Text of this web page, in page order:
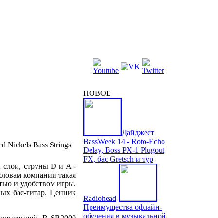
слой, струны D и A -
компании такая
и удобством игры.
бас-гитар. Ценник
НОВОЕ
Дайджест
BassWeek 14 - Roto-Echo
Delay, Boss PX-1 Plugout
FX, бас Gretsch и тур
Radiohead
Преимущества офлайн-
обучения в музыкальной